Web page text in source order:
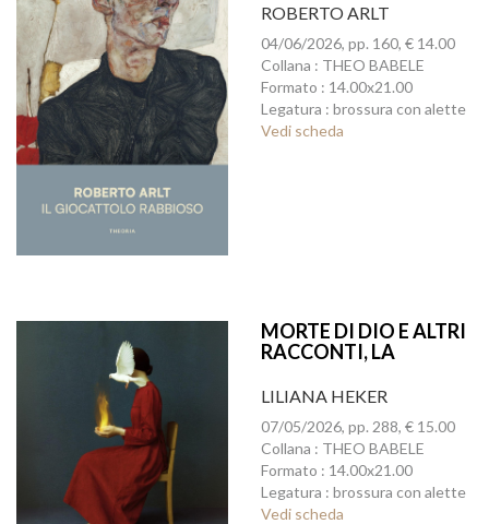
ROBERTO ARLT
04/06/2026, pp. 160, € 14.00
Collana : THEO BABELE
Formato : 14.00x21.00
Legatura : brossura con alette
Vedi scheda
MORTE DI DIO E ALTRI
RACCONTI, LA
LILIANA HEKER
07/05/2026, pp. 288, € 15.00
Collana : THEO BABELE
Formato : 14.00x21.00
Legatura : brossura con alette
Vedi scheda